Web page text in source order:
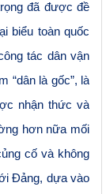
đã được đề
biểu toàn quốc
tác dân vận
“dân là gốc”, là
nhận thức và
hơn nữa mối
cố và không
Đảng, dựa vào